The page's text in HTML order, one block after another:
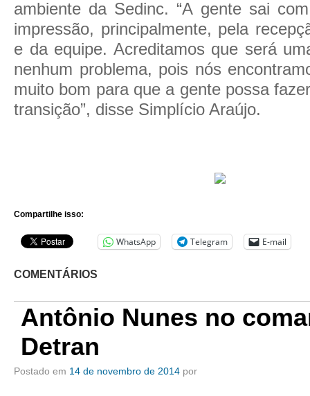
ambiente da Sedinc. “A gente sai
impressão, principalmente, pela
e da equipe. Acreditamos que será
nenhum problema, pois nós
muito bom para que a gente possa
transição”, disse Simplício Araújo.
Compartilhe isso:
WhatsApp Telegram E-mail
COMENTÁRIOS
Antônio Nunes no
Detran
Postado em 14 de novembro de 2014 por